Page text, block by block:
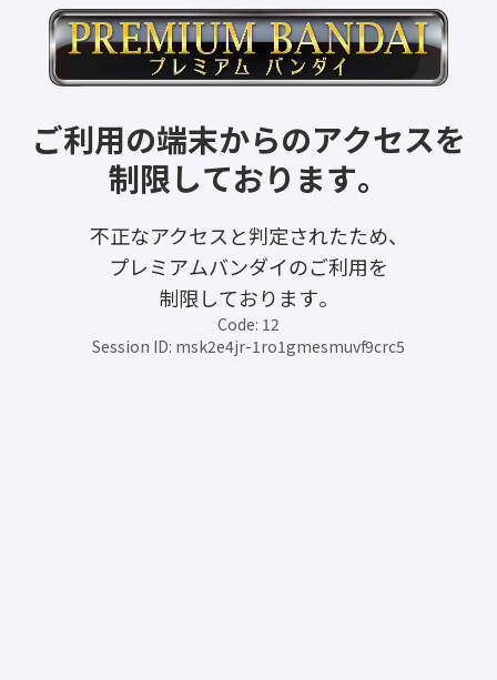
ご利用の端末からのアクセスを
制限しております。
不正なアクセスと判定されたため、
プレミアムバンダイのご利用を
制限しております。
Code: 12
Session ID: msk2e4jr-1ro1gmesmuvf9crc5